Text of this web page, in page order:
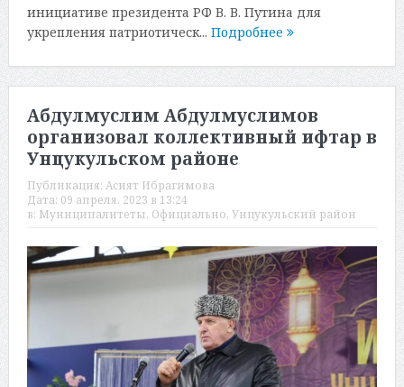
инициативе президента РФ В. В. Путина для
укрепления патриотическ... Подробнее
Абдулмуслим Абдулмуслимов
организовал коллективный ифтар в
Унцукульском районе
Публикация: Асият Ибрагимова
Дата: 09 апреля, 2023 в 13:24
в: Муниципалитеты, Официально, Унцукульский район